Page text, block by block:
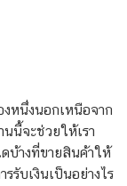
งหนึ่งนอกเหนือจาก
นนี้จะช่วยให้เรา
บ้างที่ขายสินค้าให้
รับเงินเป็นอย่างไร